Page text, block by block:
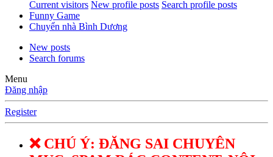
Current visitors New profile posts Search profile posts
Funny Game
Chuyển nhà Bình Dương
New posts
Search forums
Menu
Đăng nhập
Register
❌ CHÚ Ý: ĐĂNG SAI CHUYÊN